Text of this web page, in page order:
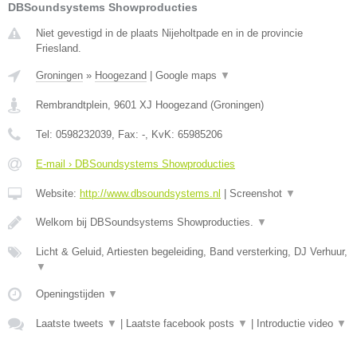
DBSoundsystems Showproducties
Niet gevestigd in de plaats Nijeholtpade en in de provincie
Friesland.
Groningen » Hoogezand Google maps ▼
Rembrandtplein, 9601 XJ Hoogezand (Groningen)
Tel: 0598232039, Fax: -, KvK: 65985206
E-mail › DBSoundsystems Showproducties
Website: http://www.dbsoundsystems.nl Screenshot ▼
Welkom bij DBSoundsystems Showproducties. ▼
Licht & Geluid, Artiesten begeleiding, Band versterking, DJ Verhuur,
▼
Openingstijden ▼
Laatste tweets ▼ Laatste facebook posts ▼ Introductie video ▼